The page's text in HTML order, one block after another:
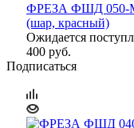
ФРЕЗА ФШД 050-М
(шар, красный)
Ожидается
400 руб.
Подписаться